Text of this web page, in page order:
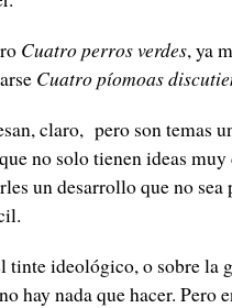
Cuatro perros verdes, ya
Cuatro píomoas
claro, pero son temas
no solo tienen ideas
un desarrollo que no
tinte ideológico, o sobre la
hay nada que hacer. Pero